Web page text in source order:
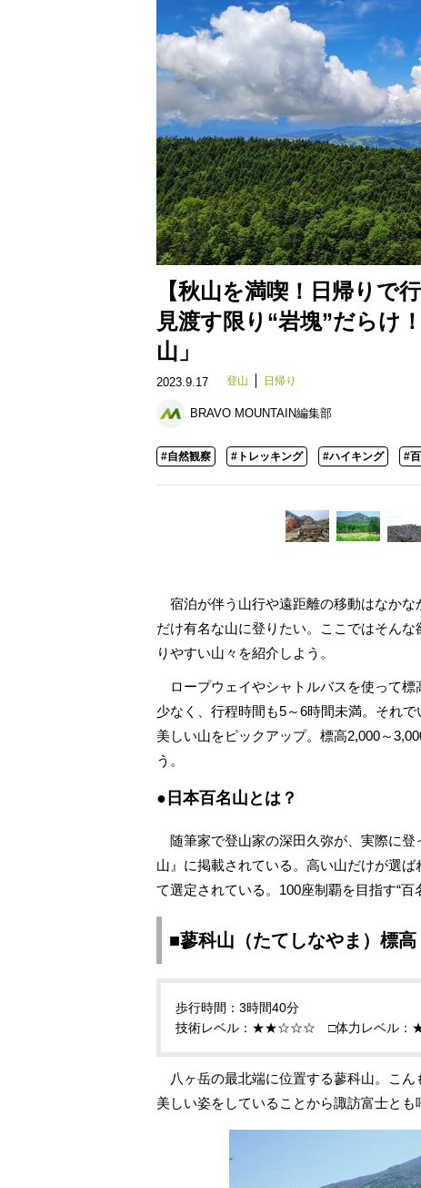
【秋山を満喫！日帰りで
見渡す限り“岩塊”だらけ
山」
2023.9.17 登山 日帰り
BRAVO MOUNTAIN編集部
#自然観察 #トレッキング #ハイキング #
宿泊が伴う山行や遠距離の移動はなか
だけ有名な山に登りたい。ここではそん
りやすい山々を紹介しよう。
ロープウェイやシャトルバスを使って標
少なく、行程時間も5～6時間未満。それ
美しい山をピックアップ。標高2,000～
う。
●日本百名山とは？
随筆家で登山家の深田久弥が、実際に登
山』に掲載されている。高い山だけが選
て選定されている。100座制覇を目指す“百
■蓼科山（たてしなやま）標高
歩行時間：3時間40分
技術レベル：★★☆☆☆ □体力レベル
八ヶ岳の最北端に位置する蓼科山。こん
美しい姿をしていることから諏訪富士とも